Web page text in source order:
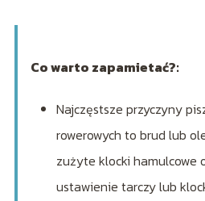
Co warto zapamietać?:
Najczęstsze przyczyny
rowerowych to brud lub
zużyte klocki hamulcowe
ustawienie tarczy lub